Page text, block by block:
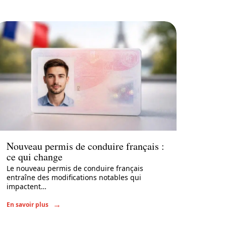
Nouveau permis de conduire français :
ce qui change
Le nouveau permis de conduire français
entraîne des modifications notables qui
impactent…
En savoir plus